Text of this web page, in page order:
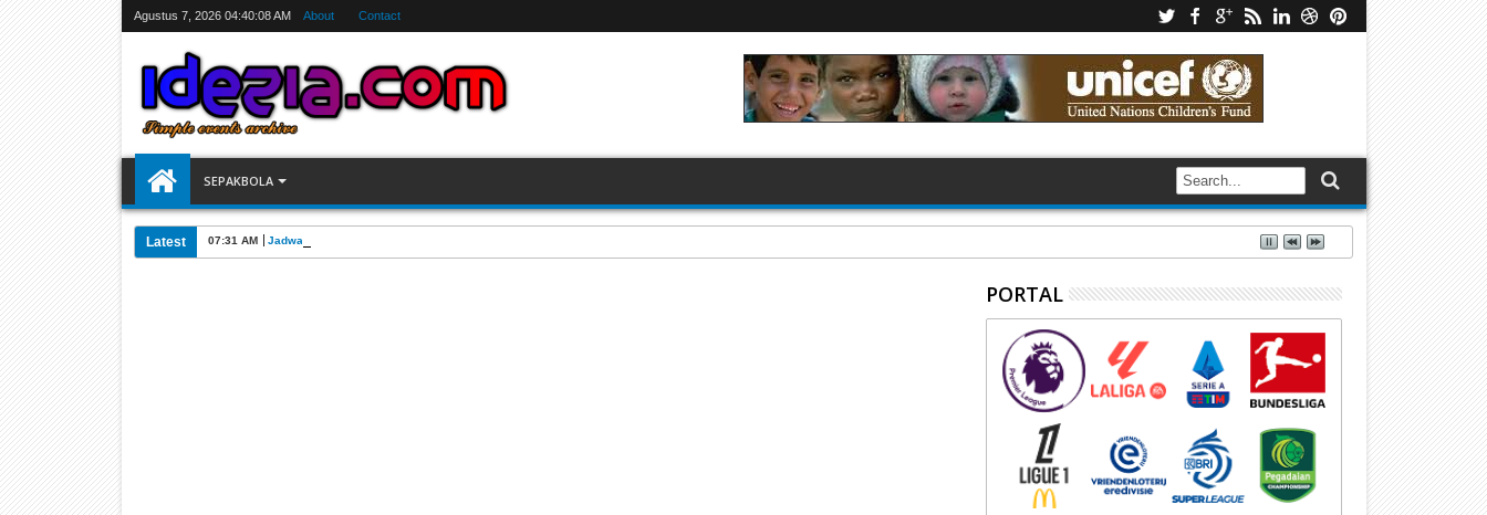
Agustus 7, 2026 04:40:09 AM About Contact
SEPAKBOLA
Latest 07:31 AM Jadwal Siarang Langsung TV Piala Dunia FIFA 2026
PORTAL